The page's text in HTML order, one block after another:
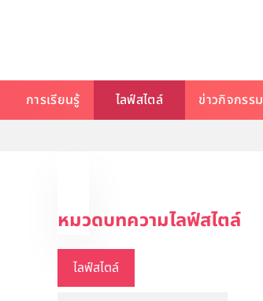
การเรียนรู้ ไลฟ์สไตล์ ข่าวกิจกรรม
หมวดบทความไลฟ์สไตล์
ไลฟ์สไตล์